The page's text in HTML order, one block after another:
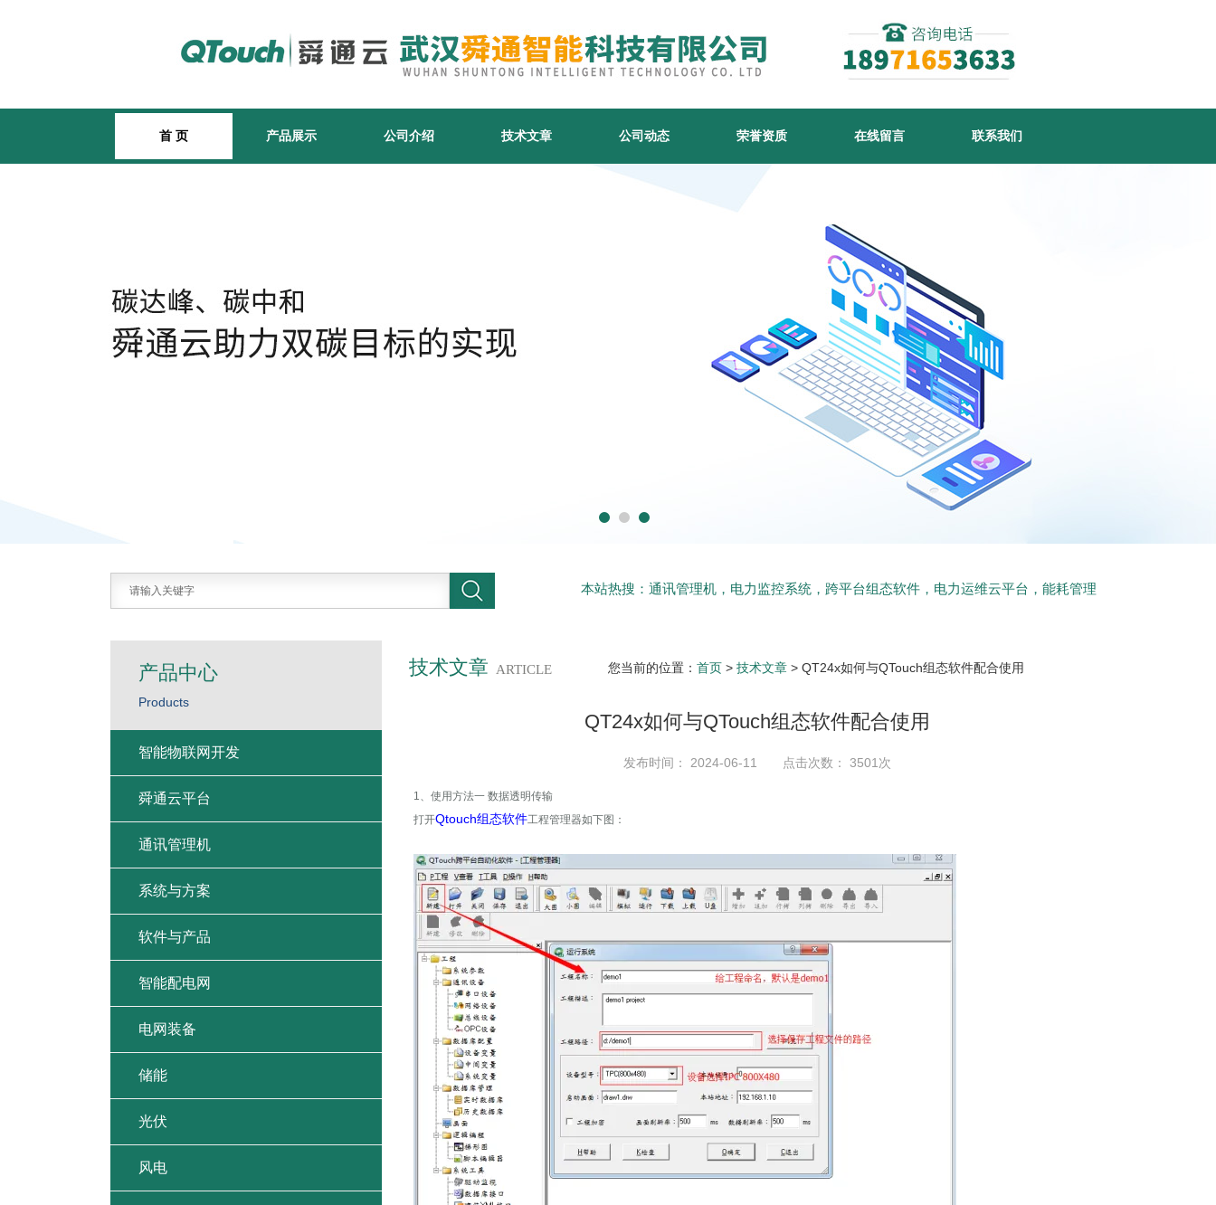
首 页 产品展示 公司介绍 技术文章 公司动态 荣誉资质 在线留言 联系我们
本站热搜：通讯管理机，电力监控系统，跨平台组态软件，电力运维云平台，能耗管理
技术文章 ARTICLE 您当前的位置： 首页 > 技术文章 > QT24x如何与QTouch组态软件配合使用
QT24x如何与QTouch组态软件配合使用
发布时间： 2024-06-11 点击次数： 3501次
1、使用方法一 数据透明传输
打开Qtouch组态软件工程管理器如下图：
产品中心
Products
智能物联网开发
舜通云平台
通讯管理机
系统与方案
软件与产品
智能配电网
电网装备
储能
光伏
风电